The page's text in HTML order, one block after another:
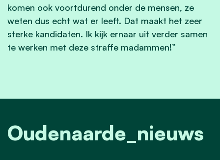
komen ook voortdurend onder de mensen, ze
weten dus echt wat er leeft. Dat maakt het zeer
sterke kandidaten. Ik kijk ernaar uit verder samen
te werken met deze straffe madammen!”
Oudenaarde_nieuws